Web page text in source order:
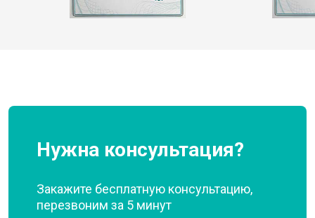
Нужна консультация?
Закажите бесплатную консультацию,
перезвоним за 5 минут